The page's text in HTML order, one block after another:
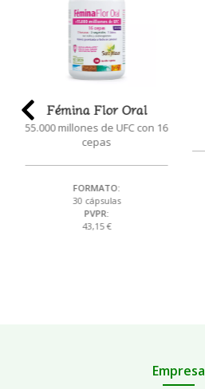
Fémina Flor Oral
55.000 millones de UFC con 16
cepas
FORMATO:
30 cápsulas
PVPR:
43,15 €
Empresa